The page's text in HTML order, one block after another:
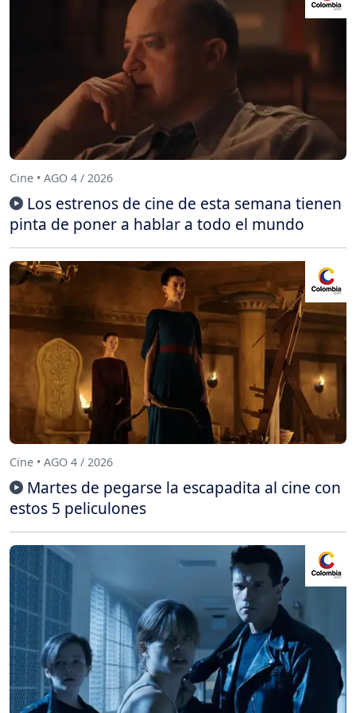
Cine • AGO 4 / 2026
Los estrenos de cine de esta semana tienen
pinta de poner a hablar a todo el mundo
Cine • AGO 4 / 2026
Martes de pegarse la escapadita al cine con
estos 5 peliculones